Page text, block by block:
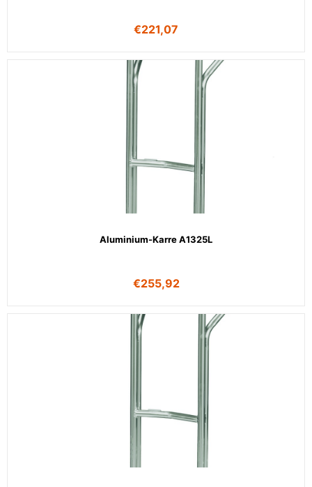
€221,07
Aluminium-Karre A1325L
€255,92